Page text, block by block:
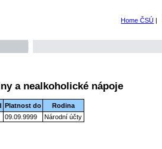
Home ČSÚ |
a nealkoholické nápoje
Platnost do
Rodina
09.09.9999 Národní účty